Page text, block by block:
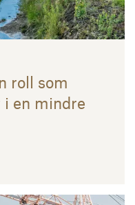
roll som
i en mindre